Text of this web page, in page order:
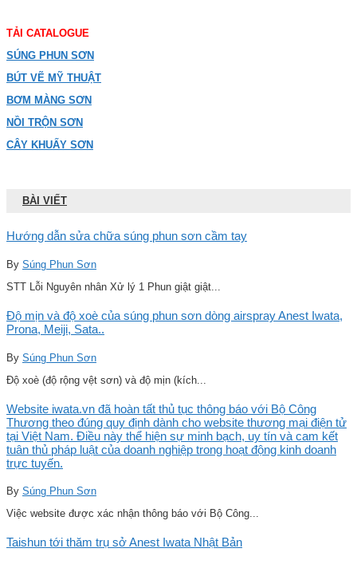
TẢI CATALOGUE
SÚNG PHUN SƠN
BÚT VẼ MỸ THUẬT
BƠM MÀNG SƠN
NỒI TRỘN SƠN
CÂY KHUẤY SƠN
BÀI VIẾT
Hướng dẫn sửa chữa súng phun sơn cầm tay
By Súng Phun Sơn
STT Lỗi Nguyên nhân Xử lý 1 Phun giật giật...
Độ mịn và độ xoè của súng phun sơn dòng airspray Anest Iwata,
Prona, Meiji, Sata..
By Súng Phun Sơn
Độ xoè (độ rộng vệt sơn) và độ mịn (kích...
Website iwata.vn đã hoàn tất thủ tục thông báo với Bộ Công
Thương theo đúng quy định dành cho website thương mại điện tử
tại Việt Nam. Điều này thể hiện sự minh bạch, uy tín và cam kết
tuân thủ pháp luật của doanh nghiệp trong hoạt động kinh doanh
trực tuyến.
By Súng Phun Sơn
Việc website được xác nhận thông báo với Bộ Công...
Taishun tới thăm trụ sở Anest Iwata Nhật Bản